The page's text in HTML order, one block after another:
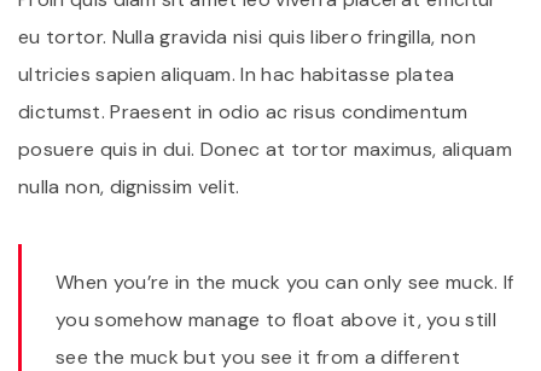
eu tortor. Nulla gravida nisi quis libero fringilla, non
ultricies sapien aliquam. In hac habitasse platea
dictumst. Praesent in odio ac risus condimentum
posuere quis in dui. Donec at tortor maximus, aliquam
nulla non, dignissim velit.
When you’re in the muck you can only see muck. If
you somehow manage to float above it, you still
see the muck but you see it from a different